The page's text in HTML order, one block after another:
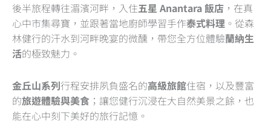
後半旅程轉往湄濱河畔，入住五星 Anantara 飯店 ，在真
心中市集尋寶，並跟著當地廚師學習手作泰式料理 。從森
林健行的汗水到河畔晚宴的微醺，帶您全方位體驗蘭納生
活的極致魅力。
金丘山系列行程安排夙負盛名的高級旅館住宿，以及豐富
的旅遊體驗與美食 ；讓您健行沉浸在大自然美景之餘，也
能在心中刻下美好的旅行記憶。